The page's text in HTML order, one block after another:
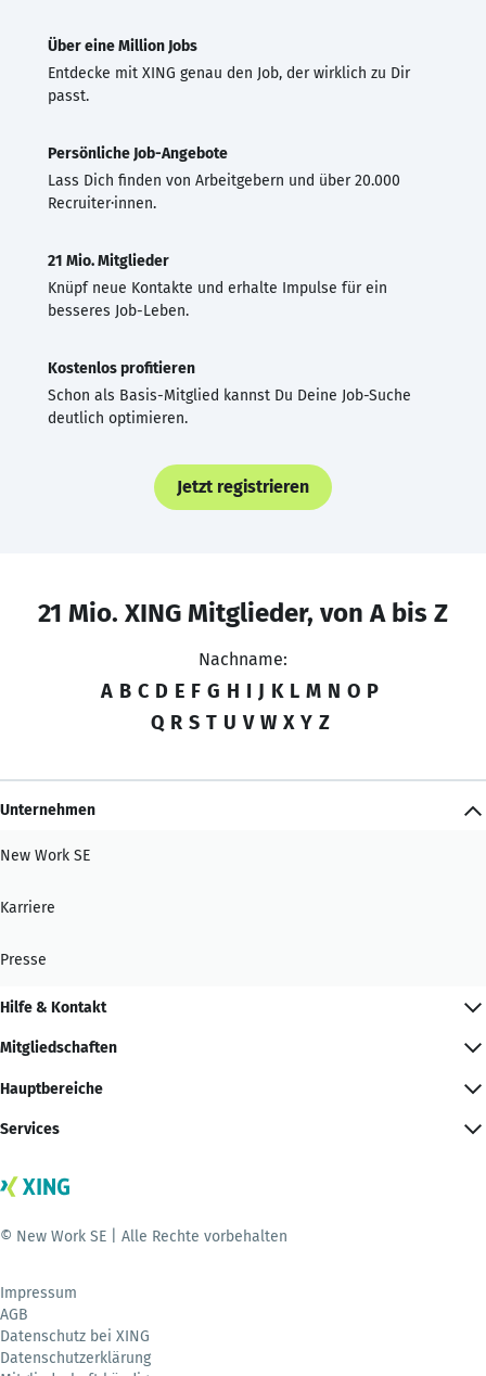
Über eine Million Jobs
Entdecke mit XING genau den Job, der wirklich zu Dir
passt.
Persönliche Job-Angebote
Lass Dich finden von Arbeitgebern und über 20.000
Recruiter·innen.
21 Mio. Mitglieder
Knüpf neue Kontakte und erhalte Impulse für ein
besseres Job-Leben.
Kostenlos profitieren
Schon als Basis-Mitglied kannst Du Deine Job-Suche
deutlich optimieren.
Jetzt registrieren
21 Mio. XING Mitglieder, von A bis Z
Nachname:
A B C D E F G H I J K L M N O P
Q R S T U V W X Y Z
Unternehmen
New Work SE
Karriere
Presse
Hilfe & Kontakt
Mitgliedschaften
Hauptbereiche
Services
© New Work SE | Alle Rechte vorbehalten
Impressum
AGB
Datenschutz bei XING
Datenschutzerklärung